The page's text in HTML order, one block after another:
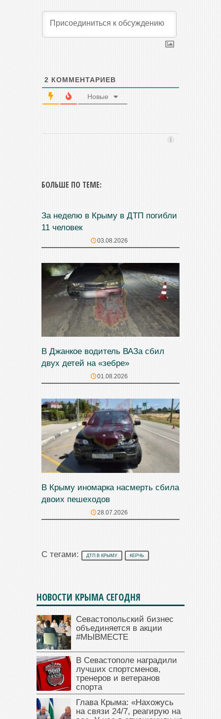
2 КОММЕНТАРИЕВ
Новые
БОЛЬШЕ ПО ТЕМЕ:
За неделю в Крыму в ДТП погибли
11 человек
03.08.2026
В Джанкое водитель ВАЗа сбил
двух детей на «зебре»
01.08.2026
В Крыму иномарка насмерть сбила
двоих пешеходов
28.07.2026
С тегами: ДТП В КРЫМУ КЕРЧЬ
НОВОСТИ КРЫМА СЕГОДНЯ
Севастопольский бизнес
объединяется в акции
#МЫВМЕСТЕ
В Севастополе наградили
лучших спортсменов,
тренеров и ветеранов
спорта
Глава Крыма: «Нахожусь
на связи 24/7, реагирую на